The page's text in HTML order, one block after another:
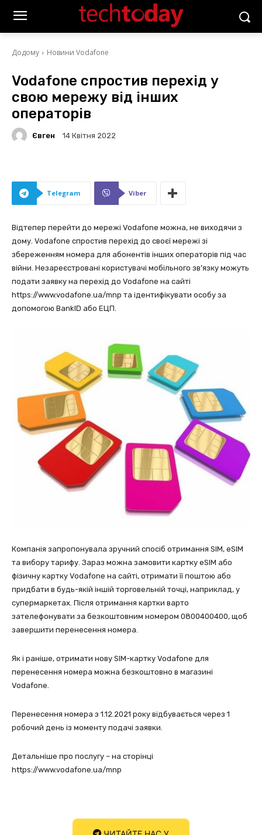
Додому Новини Vodafone
Vodafone cпростив перехід у
свою мережу від інших
операторів
Євген 14 Квітня 2022
Telegram Viber
Відтепер перейти до мережі Vodafone можна, не виходячи з
дому. Vodafone спростив перехід до своєї мережі зі
збереженням номера для абонентів інших операторів під час
війни. Незареєстровані користувачі мобільного зв’язку можуть
подати заявку на перехід до Vodafone на сайті
https://www.vodafone.ua/mnp та ідентифікувати особу за
допомогою BankID або ЕЦП.
Компанія запропонувала зручний спосіб отримання SIM, eSIM
та вибору тарифу. Зараз можна замовити картку eSIM або
фізичну картку Vodafone на сайті, отримати її поштою або
придбати в будь-якій іншій торговельній точці, наприклад, у
супермаркетах. Після отримання картки варто
зателефонувати за безкоштовним номером 0800400400, щоб
завершити перенесення номера.
Як і раніше, отримати нову SIM-картку Vodafone для
перенесення номера можна безкоштовно в магазині
Vodafone.
Перенесення номера з 1.12.2021 року відбувається через 1
робочий день із моменту подачі заявки.
Детальніше про послугу – на сторінці
https://www.vodafone.ua/mnp